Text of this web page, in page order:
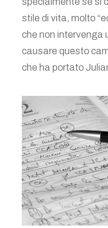
stile di vita, molto
che non intervenga
causare questo
che ha portato